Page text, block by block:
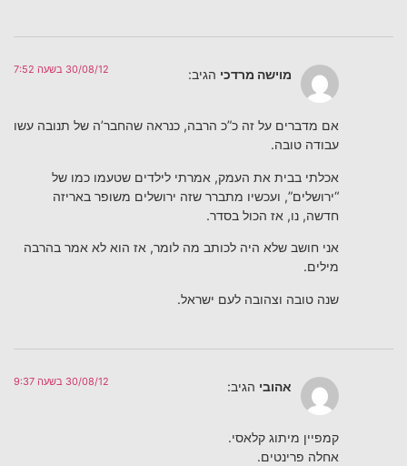
מוישה מרדכי הגיב: 30/08/12 בשעה 7:52
אם מדברים על זה כ”כ הרבה, כנראה שהחבר’ה של תנובה עשו
עבודה טובה.
אכלתי בבית את העמק, אמרתי לילדים שטעמו כמו של
“ירושלים”, ועכשיו מתברר שזה ירושלים משופר באריזה
חדשה, נו, אז הכול בסדר.
אני חושב שלא היה לכותב מה לומר, אז הוא לא אמר בהרבה
מילים.
שנה טובה וצהובה לעם ישראל.
אהובי הגיב: 30/08/12 בשעה 9:37
קמפיין מיתוג קלאסי.
אחלה פרינטים.